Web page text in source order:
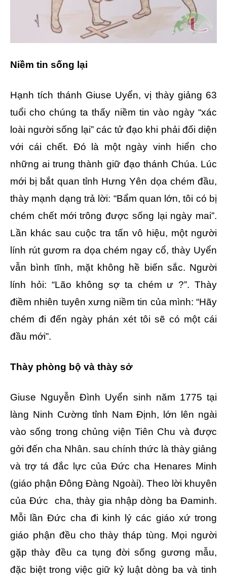
Niềm tin sống lại
Hạnh tích thánh Giuse Uyển, vị thày giảng 63
tuổi cho chúng ta thấy niềm tin vào ngày “xác
loài người sống lại” các tử đạo khi phải đối diện
với cái chết. Đó là một ngày vinh hiển cho
những ai trung thành giữ đạo thánh Chúa. Lúc
mới bị bắt quan tỉnh Hưng Yên dọa chém đầu,
thày mạnh dạng trả lời: “Bẩm quan lớn, tôi có bị
chém chết mới trông được sống lại ngày mai”.
Lần khác sau cuộc tra tấn vô hiệu, một người
lính rút gươm ra dọa chém ngay cổ, thày Uyển
vẫn bình tĩnh, mặt không hề biến sắc. Người
lính hỏi: “Lão không sợ ta chém ư ?”. Thày
điềm nhiên tuyên xưng niềm tin của mình: “Hãy
chém đi đến ngày phán xét tôi sẽ có một cái
đầu mới”.
Thày phòng bộ và thày sở
Giuse Nguyễn Đình Uyển sinh năm 1775 tại
làng Ninh Cường tỉnh Nam Định, lớn lên ngài
vào sống trong chủng viện Tiên Chu và được
gởi đến cha Nhân. sau chính thức là thày giảng
và trợ tá đắc lực của Đức cha Henares Minh
(giáo phận Đông Đàng Ngoài). Theo lời khuyên
của Đức cha, thày gia nhập dòng ba Đaminh.
Mỗi lần Đức cha đi kinh lý các giáo xứ trong
giáo phận đều cho thày tháp tùng. Mọi người
gặp thày đều ca tụng đời sống gương mẫu,
đặc biệt trong việc giữ kỷ luật dòng ba và tinh